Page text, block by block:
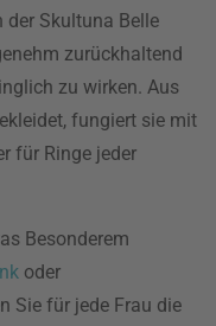
der Skultuna Belle
zurückhaltend
zu wirken. Aus
fungiert sie mit
für Ringe jeder
Besonderem
oder
Sie für jede Frau die